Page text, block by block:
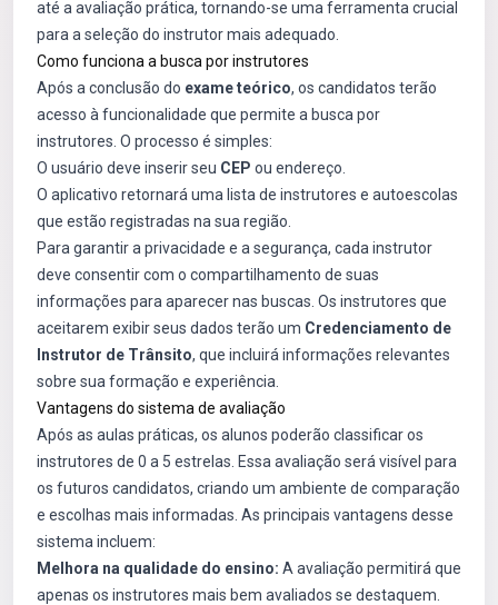
até a avaliação prática, tornando-se uma ferramenta crucial
para a seleção do instrutor mais adequado.
Como funciona a busca por instrutores
Após a conclusão do exame teórico, os candidatos terão
acesso à funcionalidade que permite a busca por
instrutores. O processo é simples:
O usuário deve inserir seu CEP ou endereço.
O aplicativo retornará uma lista de instrutores e autoescolas
que estão registradas na sua região.
Para garantir a privacidade e a segurança, cada instrutor
deve consentir com o compartilhamento de suas
informações para aparecer nas buscas. Os instrutores que
aceitarem exibir seus dados terão um Credenciamento de
Instrutor de Trânsito, que incluirá informações relevantes
sobre sua formação e experiência.
Vantagens do sistema de avaliação
Após as aulas práticas, os alunos poderão classificar os
instrutores de 0 a 5 estrelas. Essa avaliação será visível para
os futuros candidatos, criando um ambiente de comparação
e escolhas mais informadas. As principais vantagens desse
sistema incluem:
Melhora na qualidade do ensino: A avaliação permitirá que
apenas os instrutores mais bem avaliados se destaquem.